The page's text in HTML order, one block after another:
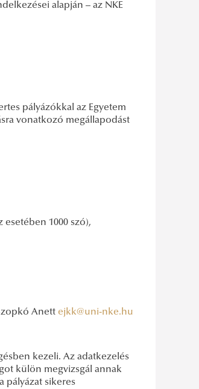
alapján – az NKE
pályázókkal az Egyetem
vonatkozó megállapodást
1000 szó),
Anett ejkk@uni-nke.hu
kezeli. Az adatkezelés
külön megvizsgál annak
pályázat sikeres